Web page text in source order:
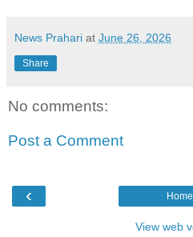
News Prahari at June 26, 2026
Share
No comments:
Post a Comment
‹ Home
View web